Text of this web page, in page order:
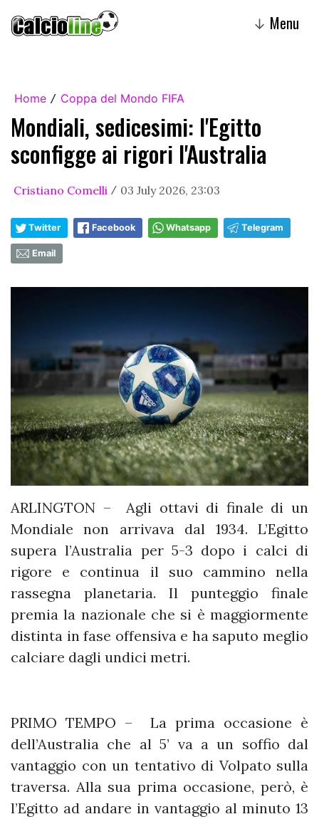
↓ Menu
Home / Coppa del Mondo FIFA
Mondiali, sedicesimi: l'Egitto
sconfigge ai rigori l'Australia
Cristiano Comelli / 03 July 2026, 23:03
Twitter Facebook Whatsapp Telegram
Email
ARLINGTON – Agli ottavi di finale di un
Mondiale non arrivava dal 1934. L’Egitto
supera l’Australia per 5-3 dopo i calci di
rigore e continua il suo cammino nella
rassegna planetaria. Il punteggio finale
premia la nazionale che si è maggiormente
distinta in fase offensiva e ha saputo meglio
calciare dagli undici metri.
PRIMO TEMPO – La prima occasione è
dell’Australia che al 5’ va a un soffio dal
vantaggio con un tentativo di Volpato sulla
traversa. Alla sua prima occasione, però, è
l’Egitto ad andare in vantaggio al minuto 13